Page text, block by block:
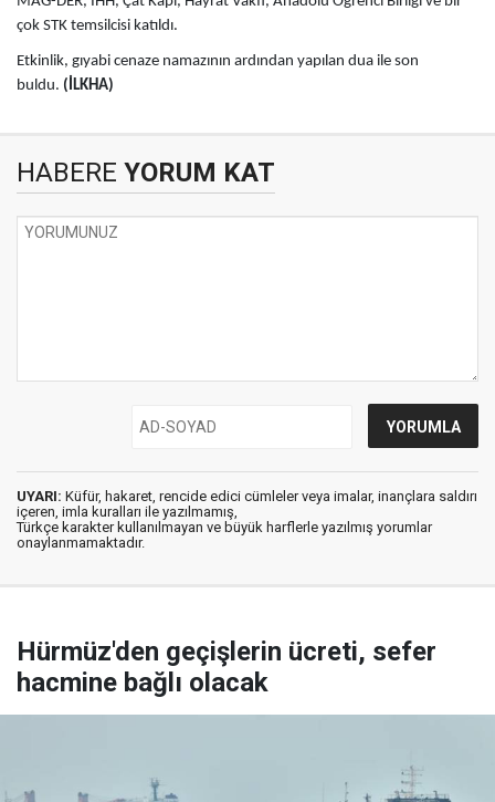
çok STK temsilcisi katıldı.
Etkinlik, gıyabi cenaze namazının ardından yapılan dua ile son
buldu. (İLKHA)
HABERE YORUM KAT
UYARI: Küfür, hakaret, rencide edici cümleler veya imalar, inançlara saldırı
içeren, imla kuralları ile yazılmamış,
Türkçe karakter kullanılmayan ve büyük harflerle yazılmış yorumlar
onaylanmamaktadır.
Hürmüz'den geçişlerin ücreti, sefer
hacmine bağlı olacak